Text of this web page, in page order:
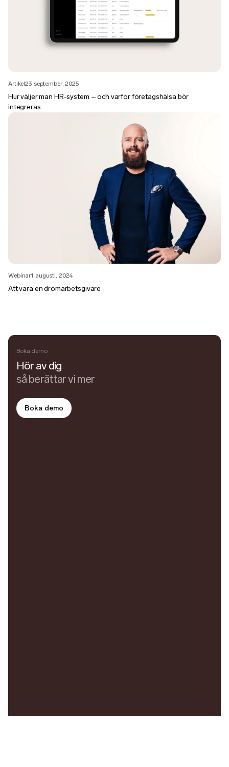
Artikel23 september, 2025
Hur väljer man HR-system – och varför företagshälsa bör
integreras
Webinar1 augusti, 2024
Att vara en drömarbetsgivare
Boka demo
Hör av dig
så berättar vi mer
Boka demo